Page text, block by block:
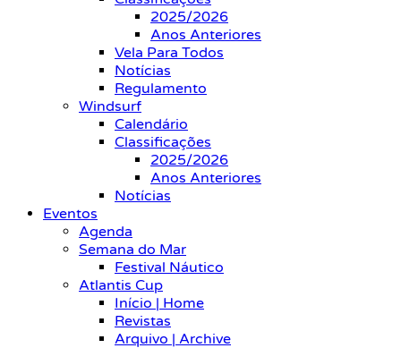
2025/2026
Anos Anteriores
Vela Para Todos
Notícias
Regulamento
Windsurf
Calendário
Classificações
2025/2026
Anos Anteriores
Notícias
Eventos
Agenda
Semana do Mar
Festival Náutico
Atlantis Cup
Início | Home
Revistas
Arquivo | Archive